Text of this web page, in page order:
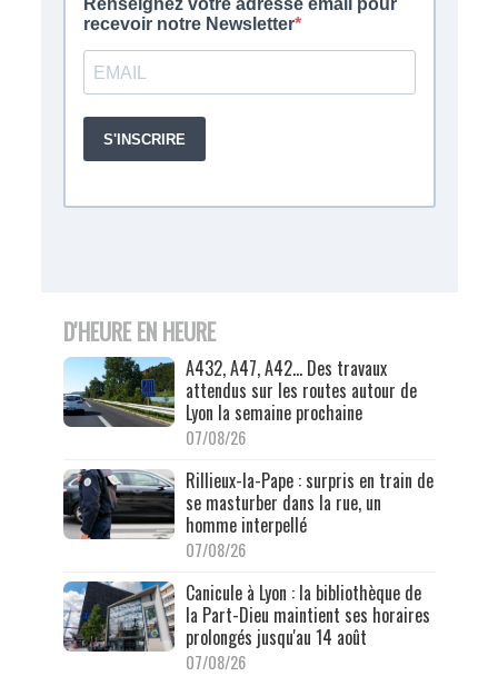
D'HEURE EN HEURE
A432, A47, A42… Des travaux
attendus sur les routes autour de
Lyon la semaine prochaine
07/08/26
Rillieux-la-Pape : surpris en train de
se masturber dans la rue, un
homme interpellé
07/08/26
Canicule à Lyon : la bibliothèque de
la Part-Dieu maintient ses horaires
prolongés jusqu'au 14 août
07/08/26